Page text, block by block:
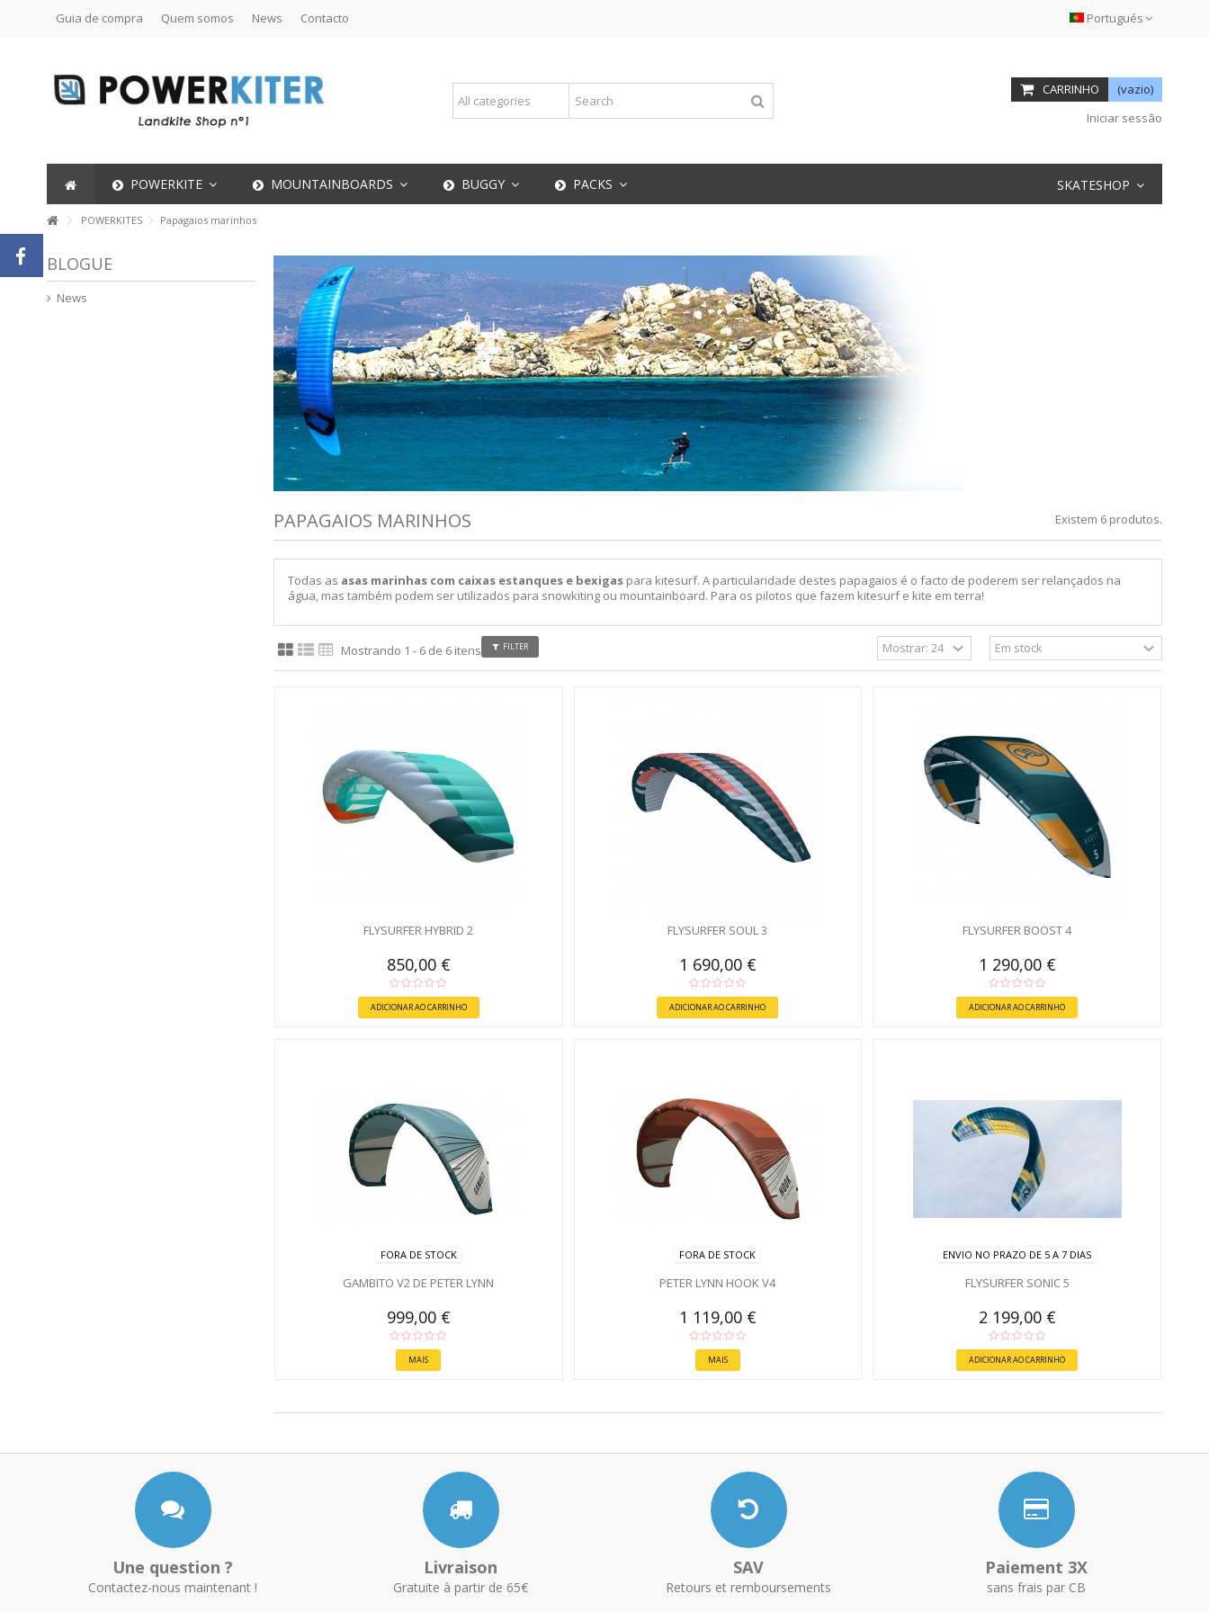
Portugués
Guia de compra Quem somos News Contacto
CARRINHO
(vazio)
Iniciar sessão
POWERKITE MOUNTAINBOARDS BUGGY PACKS SKATESHOP
POWERKITES Papagaios marinhos
PAPAGAIOS MARINHOS Existem 6 produtos.
Todas as asas marinhas com caixas estanques e bexigas para kitesurf. A particularidade destes papagaios é o facto de poderem ser relançados na
água, mas também podem ser utilizados para snowkiting ou mountainboard. Para os pilotos que fazem kitesurf e kite em terra!
Mostrando 1 - 6 de 6 itens FILTER
FLYSURFER HYBRID 2
850,00 €
ADICIONAR AO CARRINHO
FLYSURFER SOUL 3
1 690,00 €
ADICIONAR AO CARRINHO
FLYSURFER BOOST 4
1 290,00 €
ADICIONAR AO CARRINHO
FORA DE STOCK
GAMBITO V2 DE PETER LYNN
999,00 €
MAIS
FORA DE STOCK
PETER LYNN HOOK V4
1 119,00 €
MAIS
ENVIO NO PRAZO DE 5 A 7 DIAS
FLYSURFER SONIC 5
2 199,00 €
ADICIONAR AO CARRINHO
BLOGUE
News
Une question ?
Contactez-nous maintenant !
Livraison
Gratuite à partir de 65€
SAV
Retours et remboursements
Paiement 3X
sans frais par CB